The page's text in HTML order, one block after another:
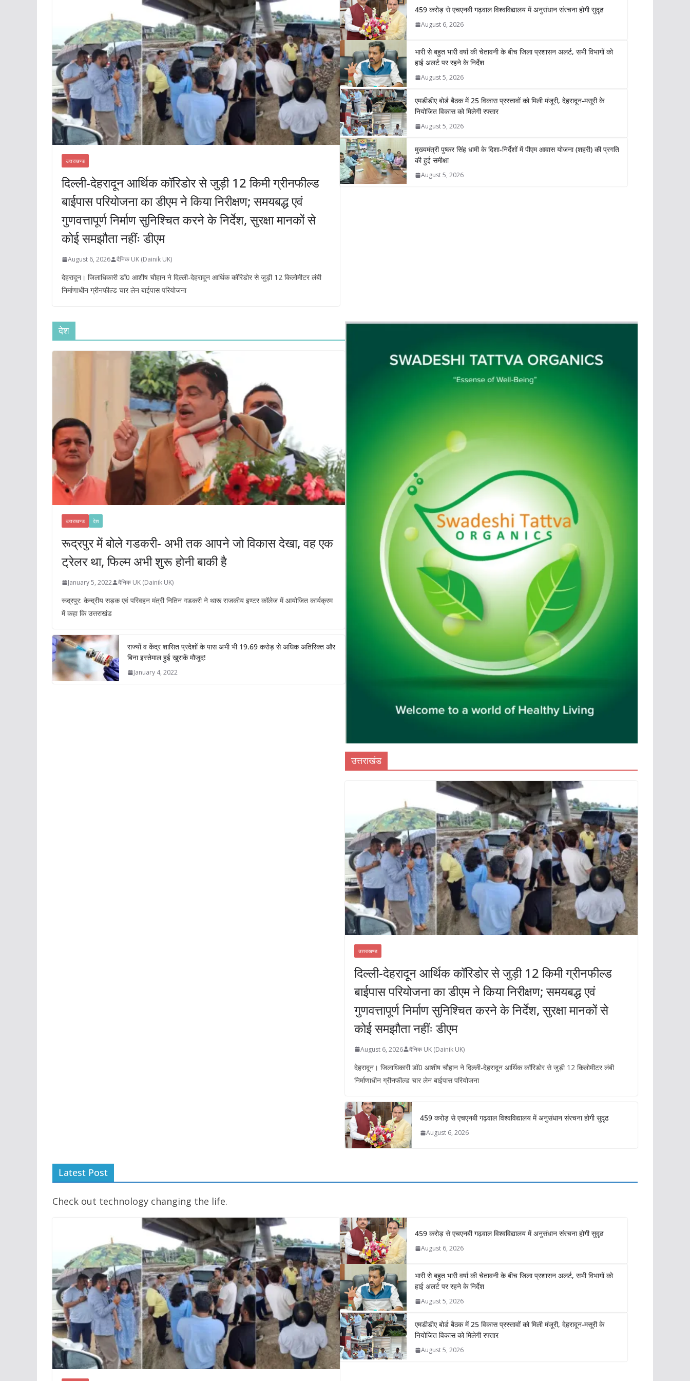
उत्तराखण्ड
दिल्ली-देहरादून आर्थिक कॉरिडोर से जुड़ी 12 किमी ग्रीनफील्ड
बाईपास परियोजना का डीएम ने किया निरीक्षण; समयबद्ध एवं
गुणवत्तापूर्ण निर्माण सुनिश्चित करने के निर्देश, सुरक्षा मानकों से
कोई समझौता नहींः डीएम
August 6, 2026 दैनिक UK (Dainik UK)
देहरादून। जिलाधिकारी डॉ0 आशीष चौहान ने दिल्ली-देहरादून आर्थिक कॉरिडोर से जुड़ी 12 किलोमीटर लंबी
निर्माणाधीन ग्रीनफील्ड चार लेन बाईपास परियोजना
459 करोड़ से एचएनबी गढ़वाल विश्वविद्यालय में अनुसंधान संरचना होगी सुदृढ
August 6, 2026
भारी से बहुत भारी वर्षा की चेतावनी के बीच जिला प्रशासन अलर्ट, सभी विभागों को
हाई अलर्ट पर रहने के निर्देश
August 5, 2026
एमडीडीए बोर्ड बैठक में 25 विकास प्रस्तावों को मिली मंजूरी, देहरादून-मसूरी के
नियोजित विकास को मिलेगी रफ्तार
August 5, 2026
मुख्यमंत्री पुष्कर सिंह धामी के दिशा-निर्देशों में पीएम आवास योजना (शहरी) की प्रगति
की हुई समीक्षा
August 5, 2026
देश
उत्तराखण्ड देश
रूद्रपुर में बोले गडकरी- अभी तक आपने जो विकास देखा, वह एक
ट्रेलर था, फिल्म अभी शुरू होनी बाकी है
January 5, 2022 दैनिक UK (Dainik UK)
रूद्रपुर: केन्द्रीय सड़क एवं परिवहन मंत्री नितिन गडकरी ने थारू राजकीय इण्टर काॅलेज में आयोजित कार्यक्रम
में कहा कि उत्तराखंड
राज्यों व केंद्र शासित प्रदेशों के पास अभी भी 19.69 करोड़ से अधिक अतिरिक्त और
बिना इस्तेमाल हुई खुराकें मौजूद!
January 4, 2022
उत्तराखंड
उत्तराखण्ड
दिल्ली-देहरादून आर्थिक कॉरिडोर से जुड़ी 12 किमी ग्रीनफील्ड
बाईपास परियोजना का डीएम ने किया निरीक्षण; समयबद्ध एवं
गुणवत्तापूर्ण निर्माण सुनिश्चित करने के निर्देश, सुरक्षा मानकों से
कोई समझौता नहींः डीएम
August 6, 2026 दैनिक UK (Dainik UK)
देहरादून। जिलाधिकारी डॉ0 आशीष चौहान ने दिल्ली-देहरादून आर्थिक कॉरिडोर से जुड़ी 12 किलोमीटर लंबी
निर्माणाधीन ग्रीनफील्ड चार लेन बाईपास परियोजना
459 करोड़ से एचएनबी गढ़वाल विश्वविद्यालय में अनुसंधान संरचना होगी सुदृढ
August 6, 2026
Latest Post
Check out technology changing the life.
459 करोड़ से एचएनबी गढ़वाल विश्वविद्यालय में अनुसंधान संरचना होगी सुदृढ
August 6, 2026
भारी से बहुत भारी वर्षा की चेतावनी के बीच जिला प्रशासन अलर्ट, सभी विभागों को
हाई अलर्ट पर रहने के निर्देश
August 5, 2026
एमडीडीए बोर्ड बैठक में 25 विकास प्रस्तावों को मिली मंजूरी, देहरादून-मसूरी के
नियोजित विकास को मिलेगी रफ्तार
August 5, 2026